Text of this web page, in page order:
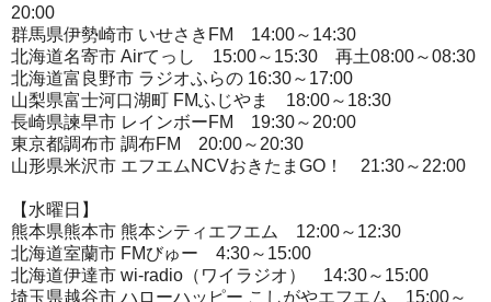
20:00
群馬県伊勢崎市 いせさきFM 14:00～14:30
北海道名寄市 Airてっし 15:00～15:30 再土08:00～08:30
北海道富良野市 ラジオふらの 16:30～17:00
山梨県富士河口湖町 FMふじやま 18:00～18:30
長崎県諫早市 レインボーFM 19:30～20:00
東京都調布市 調布FM 20:00～20:30
山形県米沢市 エフエムNCVおきたまGO！ 21:30～22:00
【水曜日】
熊本県熊本市 熊本シティエフエム 12:00～12:30
北海道室蘭市 FMびゅー 4:30～15:00
北海道伊達市 wi-radio（ワイラジオ） 14:30～15:00
埼玉県越谷市 ハローハッピー こしがやエフエム 15:00～